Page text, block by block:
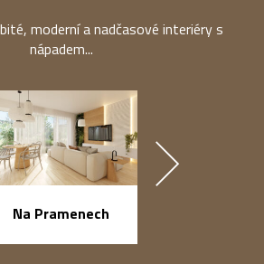
moderní a nadčasové interiéry s
nápadem...
Na Pramenech